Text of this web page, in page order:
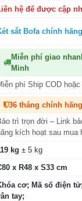
hệ để được cập
sắt Bofa chính hãng
Miễn phí giao
Minh
phí Ship COD
36 tháng chính hãng
trì trọn đời – Link
kích hoạt sau mua
kg ± 5 kg
x R48 x S33 cm
cơ; Mã số điện
tay;